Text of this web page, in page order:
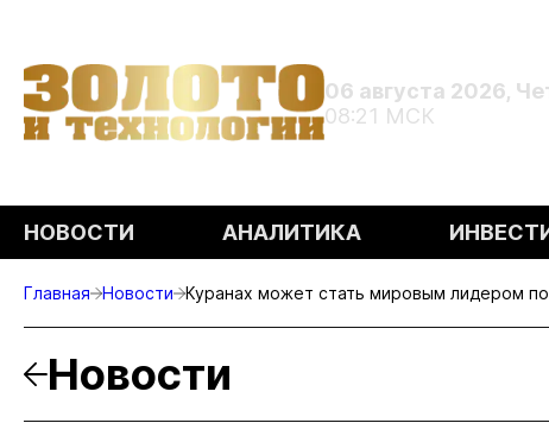
06 августа 2026,
08:21 МСК
НОВОСТИ АНАЛИТИКА
Главная Новости Куранах может стать мировым лидером
Новости